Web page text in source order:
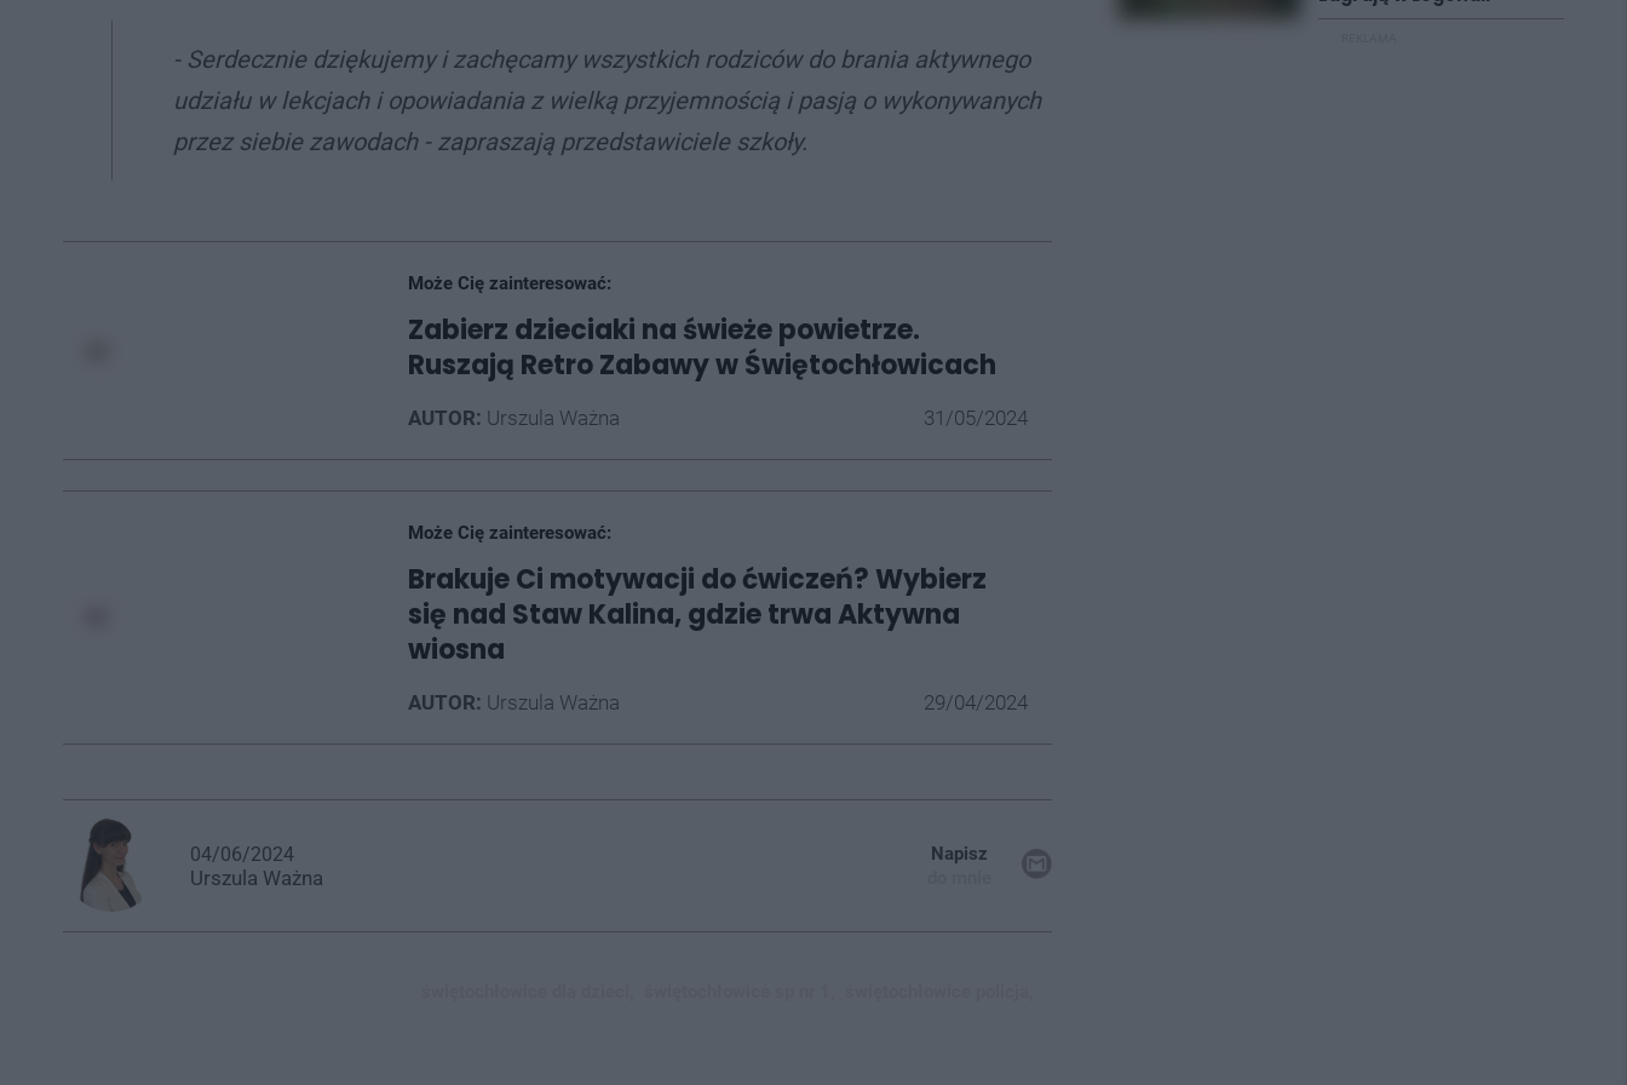
- Serdecznie dziękujemy i zachęcamy wszystkich rodziców do brania aktywnego
udziału w lekcjach i opowiadania z wielką przyjemnością i pasją o wykonywanych
przez siebie zawodach - zapraszają przedstawiciele szkoły.
Może Cię zainteresować:
Zabierz dzieciaki na świeże powietrze.
Ruszają Retro Zabawy w Świętochłowicach
AUTOR: Urszula Ważna 31/05/2024
Może Cię zainteresować:
Brakuje Ci motywacji do ćwiczeń? Wybierz
się nad Staw Kalina, gdzie trwa Aktywna
wiosna
AUTOR: Urszula Ważna 29/04/2024
04/06/2024
Urszula Ważna
Napisz